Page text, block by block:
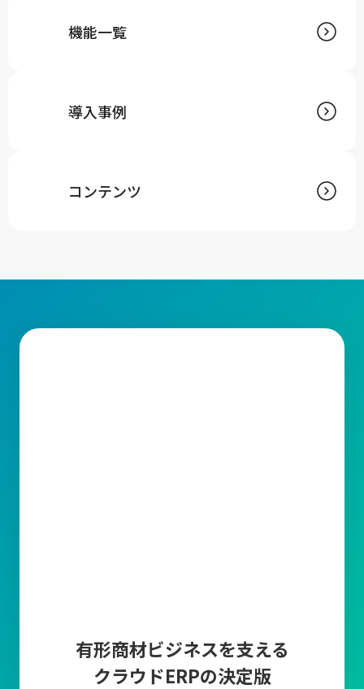
機能一覧
導入事例
コンテンツ
有形商材ビジネスを支える
クラウドERPの決定版